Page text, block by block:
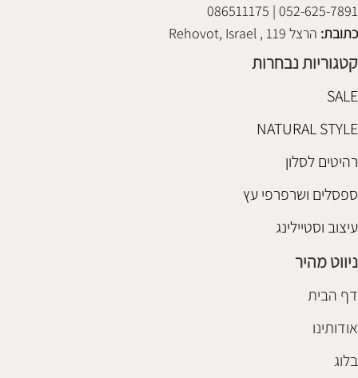
052-625-7891 | 086511175
כתובת: הרצל 119 , Rehovot, Israel
קטגוריות נבחרות
SALE
NATURAL STYLE
רהיטים לסלון
ספסלים ושרפרפי עץ
עיצוב וסטיילינג
ניווט מהיר
דף הבית
אודותינו
בלוג